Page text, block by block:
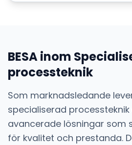
BESAinom
processteknik
Som marknadsledande
specialiserad processteknik
avancerade lösningar som
för kvalitet och prestanda.